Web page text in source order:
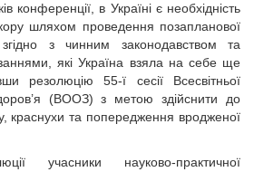
конференції, в Україні є необхідність
кору шляхом проведення позапланової
згідно з чинним законодавством та
які Україна взяла на себе ще
резолюцію 55-ї сесії Всесвітньої
(ВООЗ) з метою здійснити до
краснухи та попередження вродженої
учасники науково-практичної